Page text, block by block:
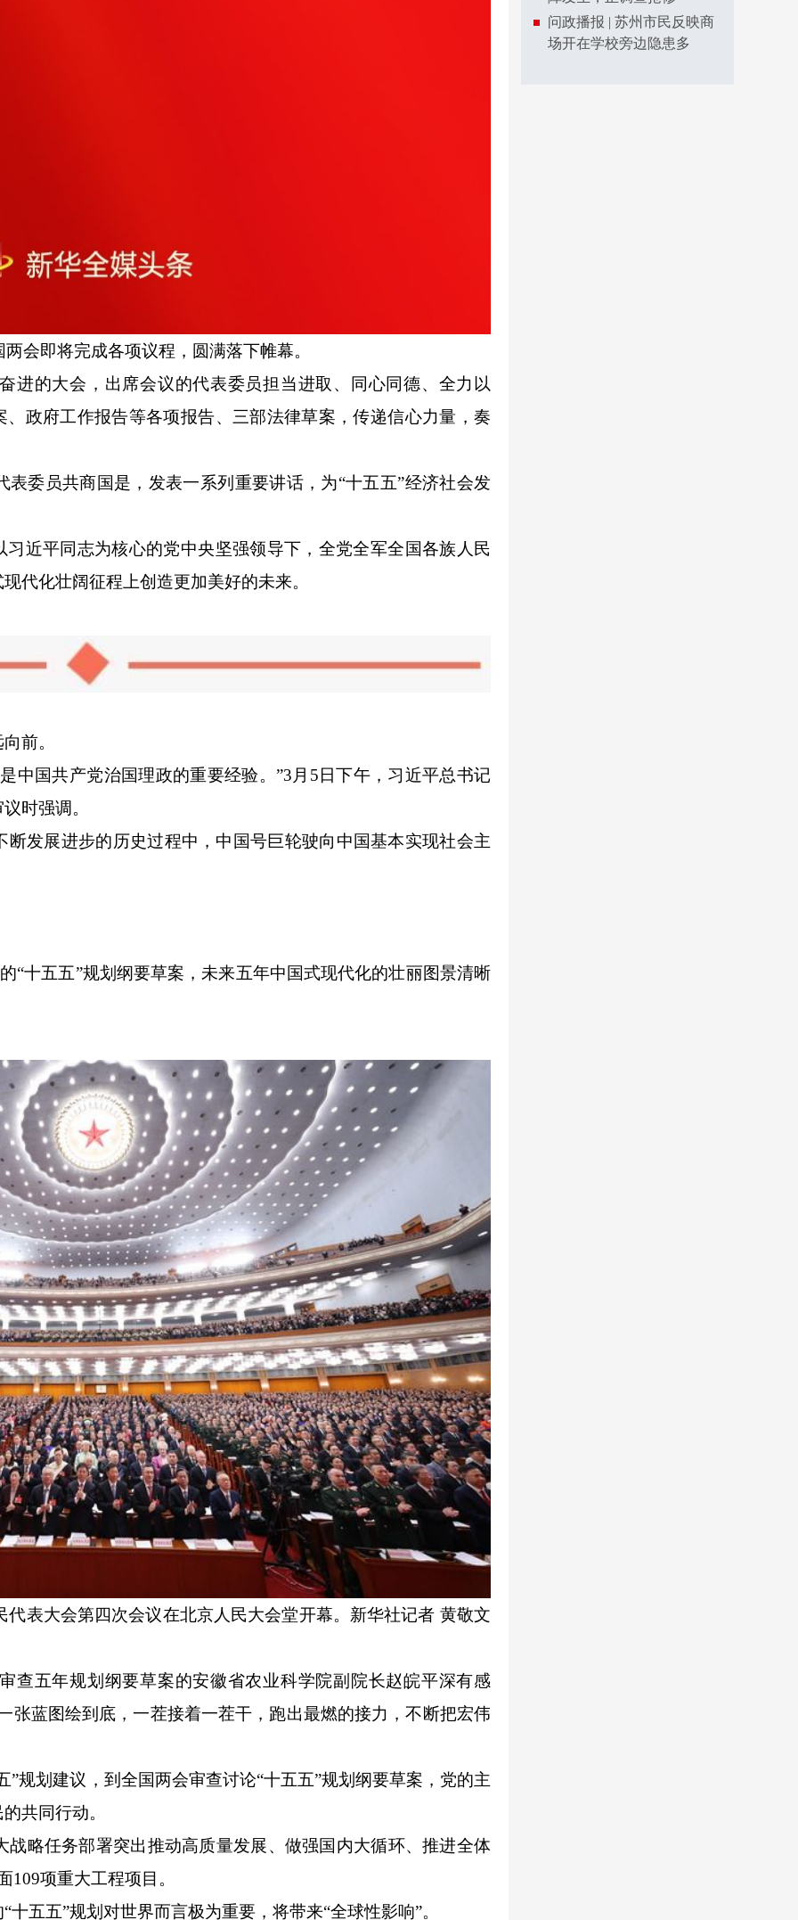
即将完成各项议程，圆满落下帷幕。
的大会，出席会议的代表委员担当进取、同心同德、全力以
政府工作报告等各项报告、三部法律草案，传递信心力量，奏
委员共商国是，发表一系列重要讲话，为“十五五”经济社会发
近平同志为核心的党中央坚强领导下，全党全军全国各族人民
代化壮阔征程上创造更加美好的未来。
前。
国共产党治国理政的重要经验。”3月5日下午，习近平总书记
时强调。
发展进步的历史过程中，中国号巨轮驶向中国基本实现社会主
十五五”规划纲要草案，未来五年中国式现代化的壮丽图景清晰
表大会第四次会议在北京人民大会堂开幕。新华社记者 黄敬文
五年规划纲要草案的安徽省农业科学院副院长赵皖平深有感
张蓝图绘到底，一茬接着一茬干，跑出最燃的接力，不断把宏伟
划建议，到全国两会审查讨论“十五五”规划纲要草案，党的主
共同行动。
略任务部署突出推动高质量发展、做强国内大循环、推进全体
109项重大工程项目。
五”规划对世界而言极为重要，将带来“全球性影响”。
问政播报 | 苏州市民反映商
场开在学校旁边隐患多